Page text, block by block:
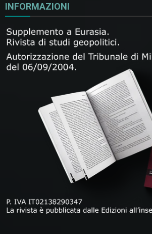
INFORMAZIONI